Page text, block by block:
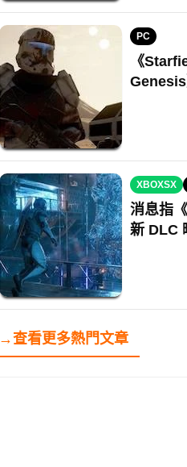
PC
《
XBOXSX
消息指
新 DLC
→查看更多熱門文章